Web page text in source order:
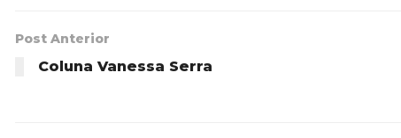
Post Anterior
Coluna Vanessa Serra